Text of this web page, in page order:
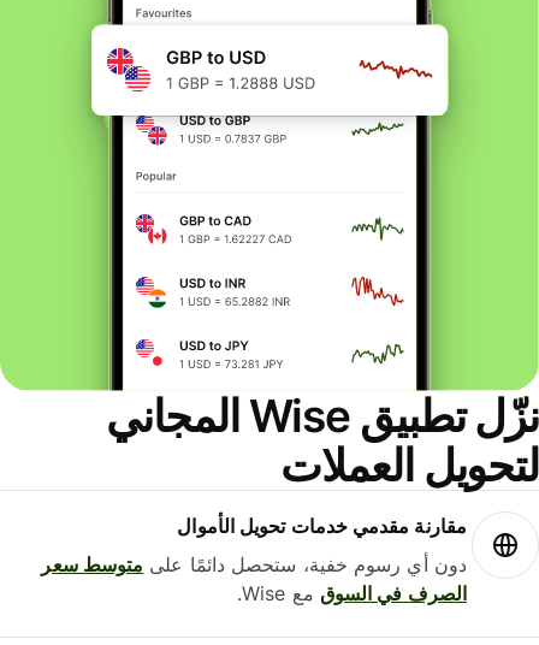
نزّل تطبيق Wise المجاني
العملات
مقارنة مقدمي خدمات تحويل الأموال
دون أي رسوم خفية، ستحصل دائمًا علىمتوسط ​​سعر
الصرف في السوقمع Wise.